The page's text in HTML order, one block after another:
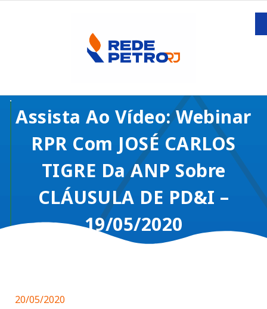
Assista Ao Vídeo: Webinar
RPR Com JOSÉ CARLOS
TIGRE Da ANP Sobre
CLÁUSULA DE PD&I –
19/05/2020
20/05/2020